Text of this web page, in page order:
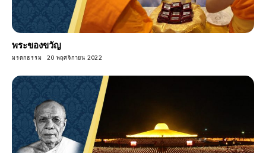
พระของขวัญ
มรดกธรรม 20 พฤศจิกายน 2022